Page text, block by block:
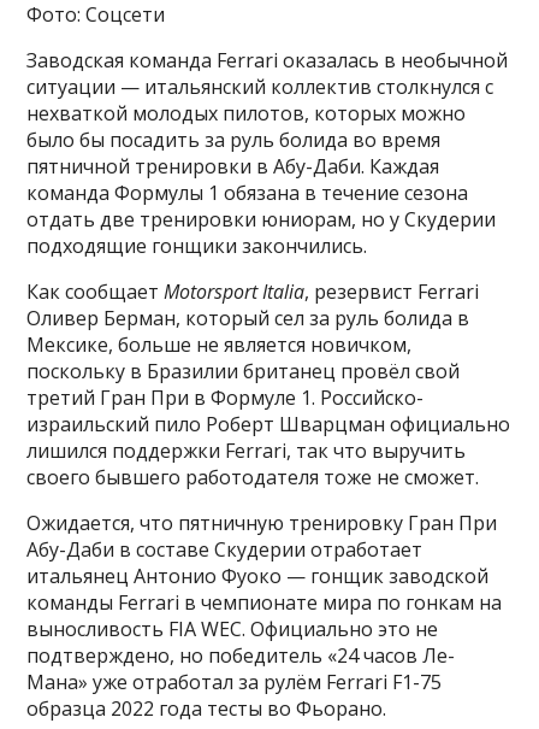
Фото: Соцсети
Заводская команда Ferrari оказалась в необычной
ситуации — итальянский коллектив столкнулся с
нехваткой молодых пилотов, которых можно
было бы посадить за руль болида во время
пятничной тренировки в Абу-Даби. Каждая
команда Формулы 1 обязана в течение сезона
отдать две тренировки юниорам, но у Скудерии
подходящие гонщики закончились.
Как сообщаетMotorsport Italia, резервист Ferrari
Оливер Берман, который сел за руль болида в
Мексике, больше не является новичком,
поскольку в Бразилии британец провёл свой
третий Гран При в Формуле 1. Российско-
израильский пило Роберт Шварцман официально
лишился поддержки Ferrari, так что выручить
своего бывшего работодателя тоже не сможет.
Ожидается, что пятничную тренировку Гран При
Абу-Даби в составе Скудерии отработает
итальянец Антонио Фуоко — гонщик заводской
команды Ferrari в чемпионате мира по гонкам на
выносливость FIA WEC. Официально это не
подтверждено, но победитель «24 часов Ле-
Мана» уже отработал за рулём Ferrari F1-75
образца 2022 года тесты во Фьорано.